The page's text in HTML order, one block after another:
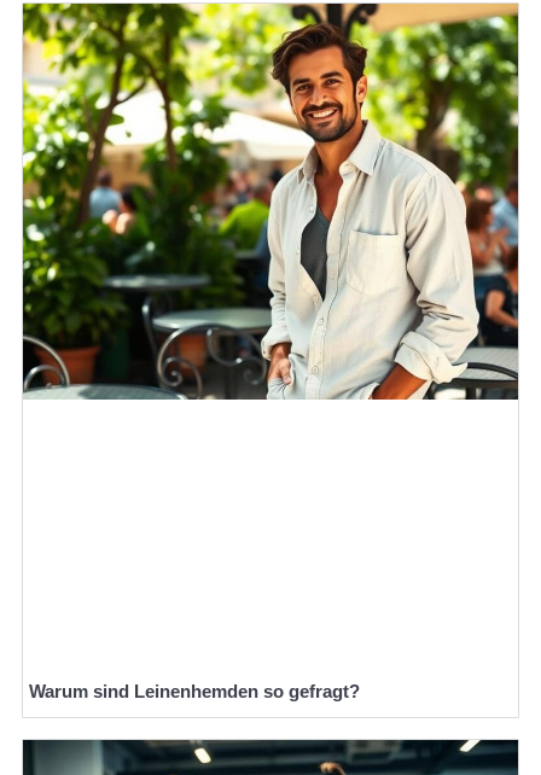
Warum sind Leinenhemden so gefragt?